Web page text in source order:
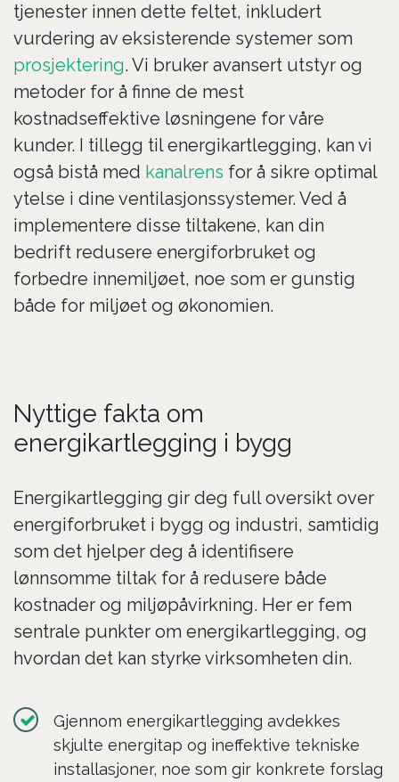
tjenester innen dette feltet, inkludert
vurdering av eksisterende systemer som
prosjektering. Vi bruker avansert utstyr og
metoder for å finne de mest
kostnadseffektive løsningene for våre
kunder. I tillegg til energikartlegging, kan vi
også bistå med kanalrens for å sikre optimal
ytelse i dine ventilasjonssystemer. Ved å
implementere disse tiltakene, kan din
bedrift redusere energiforbruket og
forbedre innemiljøet, noe som er gunstig
både for miljøet og økonomien.
Nyttige fakta om
energikartlegging i bygg
Energikartlegging gir deg full oversikt over
energiforbruket i bygg og industri, samtidig
som det hjelper deg å identifisere
lønnsomme tiltak for å redusere både
kostnader og miljøpåvirkning. Her er fem
sentrale punkter om energikartlegging, og
hvordan det kan styrke virksomheten din.
Gjennom energikartlegging avdekkes
skjulte energitap og ineffektive tekniske
installasjoner, noe som gir konkrete forslag